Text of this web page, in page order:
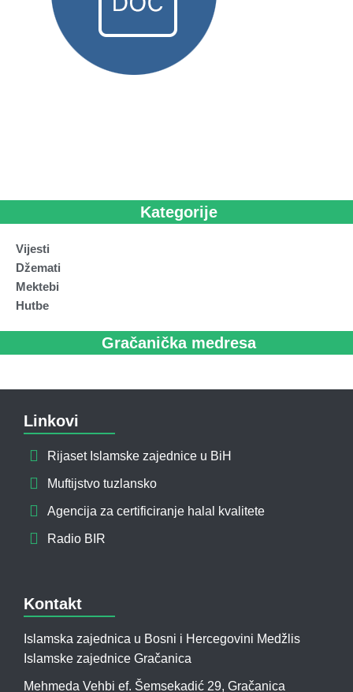
Kategorije
Vijesti
Džemati
Mektebi
Hutbe
Gračanička medresa
Linkovi
Rijaset Islamske zajednice u BiH
Muftijstvo tuzlansko
Agencija za certificiranje halal kvalitete
Radio BIR
Kontakt
Islamska zajednica u Bosni i Hercegovini Medžlis
Islamske zajednice Gračanica
Mehmeda Vehbi ef. Šemsekadić 29, Gračanica